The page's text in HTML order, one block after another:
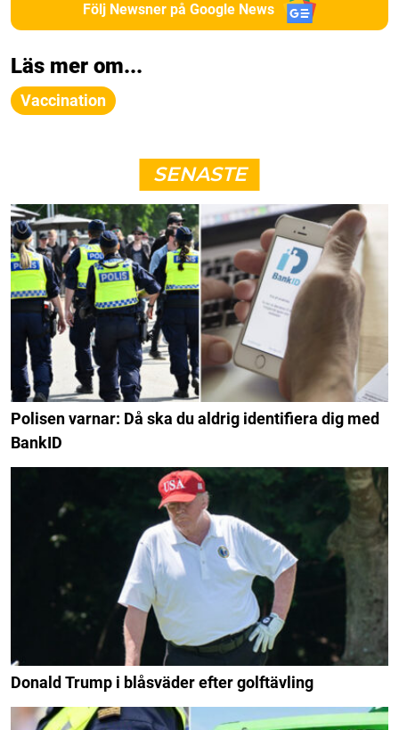
Följ Newsner på Google News
Läs mer om...
Vaccination
SENASTE
Polisen varnar: Då ska du aldrig identifiera dig med
BankID
Donald Trump i blåsväder efter golftävling